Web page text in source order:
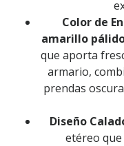
Color de
amarillo
que aporta
armario,
prendas
Diseño
etéreo